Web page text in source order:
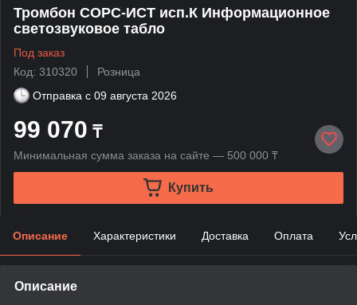
Тромбон СОРС-ИСТ исп.К Информационное
светозвуковое табло
Под заказ
Код: 310320
Розница
Отправка с 09 августа 2026
99 070 ₸
Минимальная сумма заказа на сайте — 500 000 ₸
Купить
Описание Характеристики Доставка Оплата
Описание